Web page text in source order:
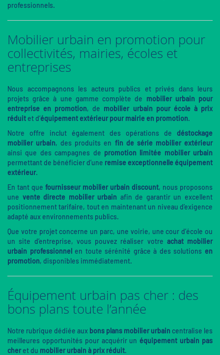
professionnels.
Mobilier urbain en promotion pour
collectivités, mairies, écoles et
entreprises
Nous accompagnons les acteurs publics et privés dans leurs
projets grâce à une gamme complète de mobilier urbain pour
entreprise en promotion, de mobilier urbain pour école à prix
réduitet d’équipement extérieur pour mairie en promotion.
Notre offre inclut également des opérations de déstockage
mobilier urbain, des produits en fin de série mobilier extérieur
ainsi que des campagnes de promotion limitée mobilier urbain
permettant de bénéficier d’une remise exceptionnelle équipement
extérieur.
En tant que fournisseur mobilier urbain discount, nous proposons
une vente directe mobilier urbain afin de garantir un excellent
positionnement tarifaire, tout en maintenant un niveau d’exigence
adapté aux environnements publics.
Que votre projet concerne un parc, une voirie, une cour d’école ou
un site d’entreprise, vous pouvez réaliser votre achat mobilier
urbain professionnelen toute sérénité grâce à des solutionsen
promotion, disponibles immédiatement.
Équipement urbain pas cher : des
bons plans toute l’année
Notre rubrique dédiée aux bons plans mobilier urbaincentralise les
meilleures opportunités pour acquérir unéquipement urbain pas
cheret du mobilier urbain à prix réduit.